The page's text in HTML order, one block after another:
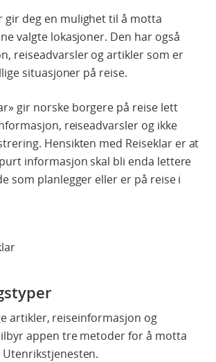
gir deg en mulighet til å motta
valgte lokasjoner. Den har også
reiseadvarsler og artikler som er
situasjoner på reise.
gir norske borgere på reise lett
reiseadvarsler og ikke
Hensikten med Reiseklar er at
informasjon skal bli enda lettere
som planlegger eller er på reise i
artikler, reiseinformasjon og
appen tre metoder for å motta